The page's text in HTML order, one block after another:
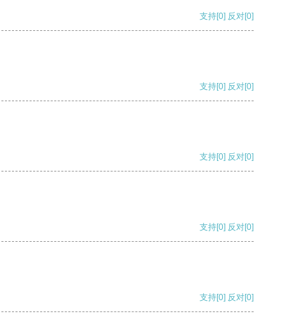
支持[0] 反对[0]
支持[0] 反对[0]
支持[0] 反对[0]
支持[0] 反对[0]
支持[0] 反对[0]